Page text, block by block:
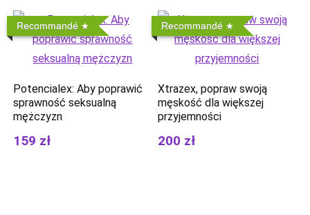
Recommandé
Potencialex: Aby poprawić
sprawność seksualną
mężczyzn
159 zł
Recommandé
Xtrazex, popraw swoją
męskość dla większej
przyjemności
200 zł